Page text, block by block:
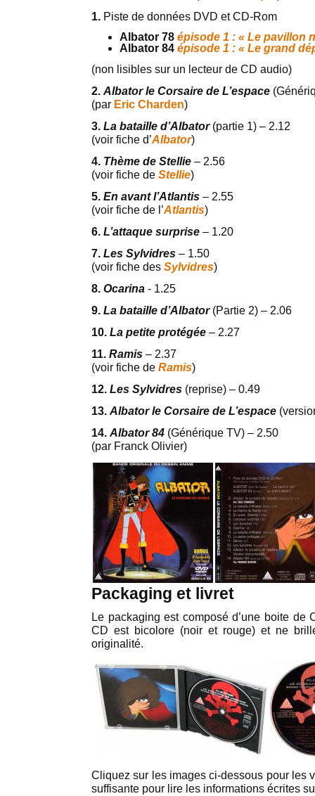
1. Piste de données DVD et CD-Rom
Albator 78 épisode 1 : « Le pavillon
Albator 84 épisode 1 : « Le grand
(non lisibles sur un lecteur de CD audio)
2. Albator le Corsaire de L’espace
(par Eric Charden)
3. La bataille d’Albator(partie 1) – 2.12
(voir fiche d’Albator)
4. Thème de Stellie – 2.56
(voir fiche de Stellie)
5. En avant l’Atlantis – 2.55
(voir fiche de l’Atlantis)
6. L’attaque surprise – 1.20
7. Les Sylvidres – 1.50
(voir fiche des Sylvidres)
8. Ocarina - 1.25
9. La bataille d’Albator(Partie 2) – 2.06
10. La petite protégée – 2.27
11. Ramis – 2.37
(voir fiche de Ramis)
12. Les Sylvidres (reprise) – 0.49
13. Albator le Corsaire de L’espace
14. Albator 84 (Générique TV) – 2.50
(par Franck Olivier)
Packaging et livret
Le packaging est composé d’une boite de
CD est bicolore (noir et rouge) et ne
originalité.
Cliquez sur les images ci-dessous pour les
suffisante pour lire les informations écrites